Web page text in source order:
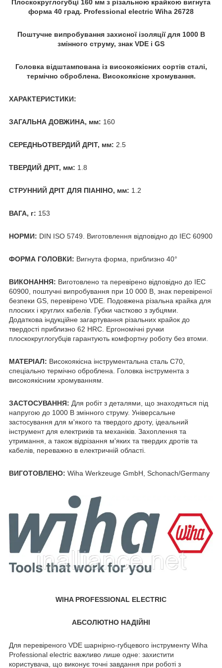
Плоскокруглогубці 160 мм з різальною крайкою вигнута
форма 40 град. Professional electric Wiha 26728
Поштучне випробування захисної ізоляції для 1000 В
змінного струму, знак VDE і GS
Головка відштампована із високоякісних сортів сталі,
термічно оброблена. Високоякісне хромування.
ХАРАКТЕРИСТИКИ:
ЗАГАЛЬНА ДОВЖИНА, мм: 160
СЕРЕДНЬОТВЕРДИЙ ДРІТ, мм: 2.5
ТВЕРДИЙ ДРІТ, мм: 1.8
СТРУННИЙ ДРІТ ДЛЯ ПІАНІНО, мм: 1.2
ВАГА, г: 153
НОРМИ: DIN ISO 5749. Виготовлення відповідно до IEC 60900
ФОРМА ГОЛОВКИ: Вигнута форма, приблизно 40°
ВИКОНАННЯ: Виготовлено та перевірено відповідно до IEC
60900, поштучні випробування при 10 000 В, знак перевіреної
безпеки GS, перевірено VDE. Подовжена різальна крайка для
плоских і круглих кабелів. Губки частково з зубцями.
Додаткова індукційне загартування різальних крайок до
твердості приблизно 62 HRC. Ергономічні ручки
плоскокруглогубців гарантують комфортну роботу без втоми.
МАТЕРІАЛ: Високоякісна інструментальна сталь C70,
спеціально термічно оброблена. Головка інструмента з
високоякісним хромуванням.
ЗАСТОСУВАННЯ: Для робіт з деталями, що знаходяться під
напругою до 1000 В змінного струму. Універсальне
застосування для м'якого та твердого дроту, ідеальний
інструмент для електриків та механіків. Захоплення та
утримання, а також відрізання м'яких та твердих дротів та
кабелів, переважно в електричній області.
ВИГОТОВЛЕНО: Wiha Werkzeuge GmbH, Schonach/Germany
WIHA PROFESSIONAL ELECTRIC
АБСОЛЮТНО НАДІЙНІ
Для перевіреного VDE шарнірно-губцевого інструменту Wiha
Professional electric важливо лише одне: захистити
користувача, що виконує точні завдання при роботі з